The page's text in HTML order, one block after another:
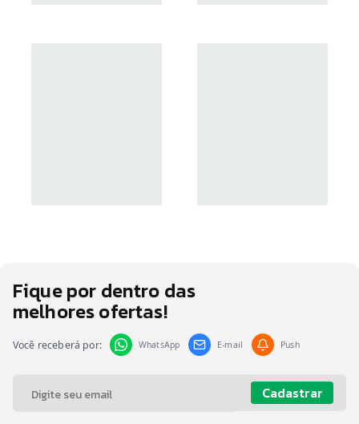
Fique por dentro das
melhores ofertas!
Você receberá por: WhatsApp E-mail Push
Cadastrar